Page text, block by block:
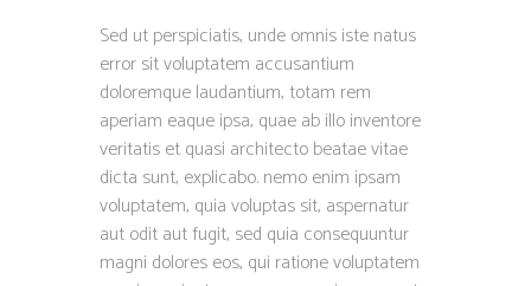
Sed ut perspiciatis, unde omnis iste natus
error sit voluptatem accusantium
doloremque laudantium, totam rem
aperiam eaque ipsa, quae ab illo inventore
veritatis et quasi architecto beatae vitae
dicta sunt, explicabo. nemo enim ipsam
voluptatem, quia voluptas sit, aspernatur
aut odit aut fugit, sed quia consequuntur
magni dolores eos, qui ratione voluptatem